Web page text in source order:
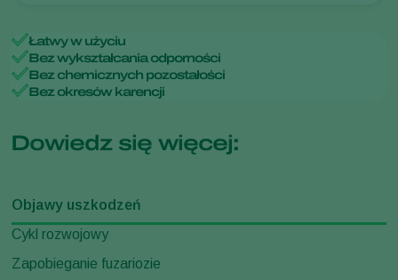
Łatwy w użyciu
Bez wykształcania odporności
Bez chemicznych pozostałości
Bez okresów karencji
Dowiedz się więcej:
Objawy uszkodzeń
Cykl rozwojowy
Zapobieganie fuzariozie